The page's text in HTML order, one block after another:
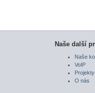
Naše další
Naše
VoIP
Projekty
O nás